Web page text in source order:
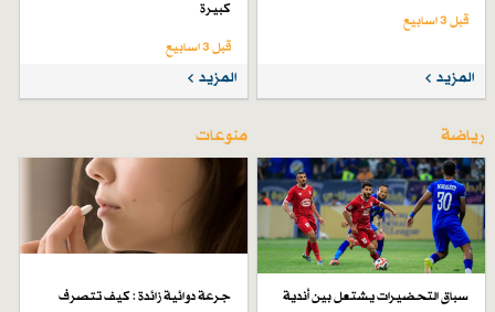
قبل 3 اسابیع
المزيد
كبيرة
قبل 3 اسابیع
المزيد
رياضة
سباق التحضيرات يشتعل بين أندية
منوعات
جرعة دوائية زائدة : كيف تتصرف